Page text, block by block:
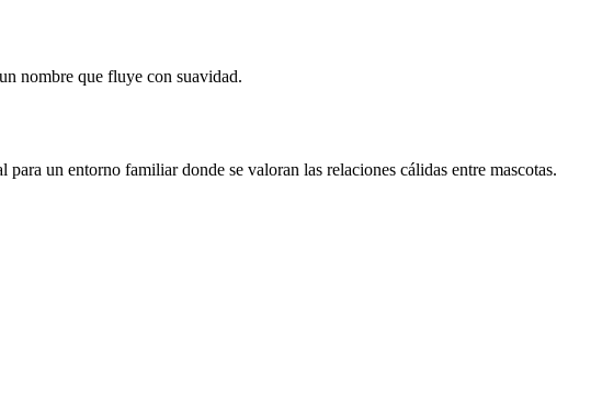
nombre que fluye con suavidad.
un entorno familiar donde se valoran las relaciones cálidas entre mascotas.